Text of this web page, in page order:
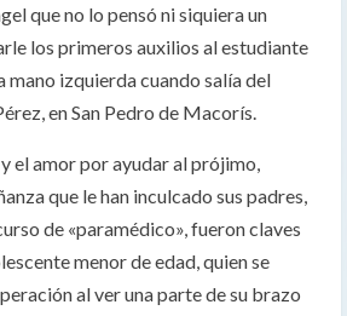
que no lo pensó ni siquiera un
los primeros auxilios al estudiante
mano izquierda cuando salía del
en San Pedro de Macorís.
el amor por ayudar al prójimo,
que le han inculcado sus padres,
de «paramédico», fueron claves
menor de edad, quien se
al ver una parte de su brazo